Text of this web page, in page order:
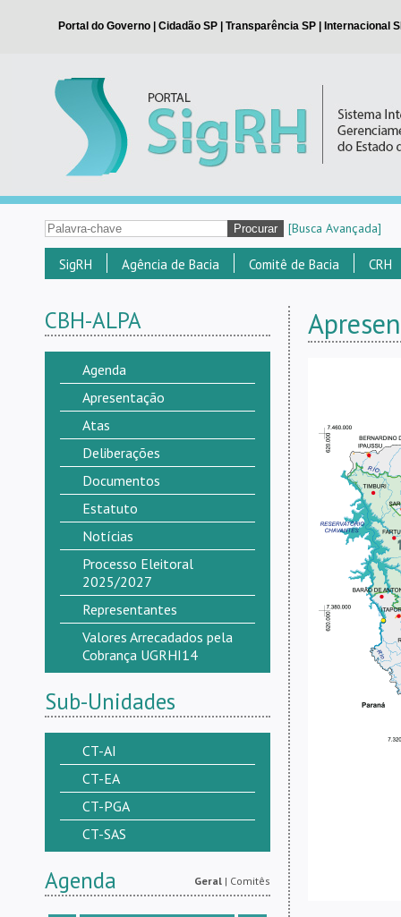
[Busca Avançada]
SigRH Agência de Bacia Comitê de Bacia CRH
CBH-ALPA
Agenda
Apresentação
Atas
Deliberações
Documentos
Estatuto
Notícias
Processo Eleitoral
2025/2027
Representantes
Valores Arrecadados pela
Cobrança UGRHI14
Sub-Unidades
CT-AI
CT-EA
CT-PGA
CT-SAS
Agenda Geral | Comitês